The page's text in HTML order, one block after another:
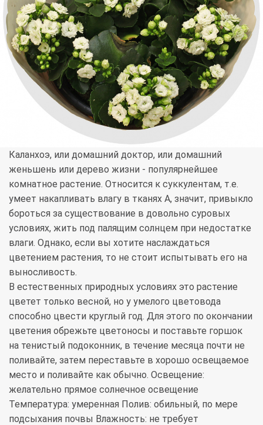
Каланхоэ, или домашний доктор, или домашний
женьшень или дерево жизни - популярнейшее
комнатное растение. Относится к суккулентам, т.е.
умеет накапливать влагу в тканях А, значит, привыкло
бороться за существование в довольно суровых
условиях, жить под палящим солнцем при недостатке
влаги. Однако, если вы хотите наслаждаться
цветением растения, то не стоит испытывать его на
выносливость.
В естественных природных условиях это растение
цветет только весной, но у умелого цветовода
способно цвести круглый год. Для этого по окончании
цветения обрежьте цветоносы и поставьте горшок
на тенистый подоконник, в течение месяца почти не
поливайте, затем переставьте в хорошо освещаемое
место и поливайте как обычно. Освещение:
желательно прямое солнечное освещение
Температура: умеренная Полив: обильный, по мере
подсыхания почвы Влажность: не требует